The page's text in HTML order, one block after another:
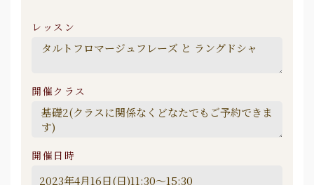
レッスン
開催クラス
開催日時